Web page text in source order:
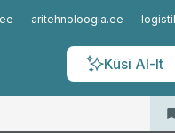
aritehnoloogia.ee
Küsi AI-lt